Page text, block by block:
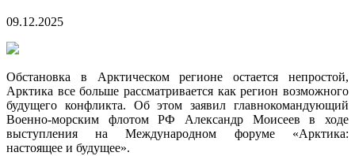
09.12.2025
Обстановка в Арктическом регионе остается непростой,
Арктика все больше рассматривается как регион возможного
будущего конфликта. Об этом заявил главнокомандующий
Военно-морским флотом РФ Александр Моисеев в ходе
выступления на Международном форуме «Арктика:
настоящее и будущее».